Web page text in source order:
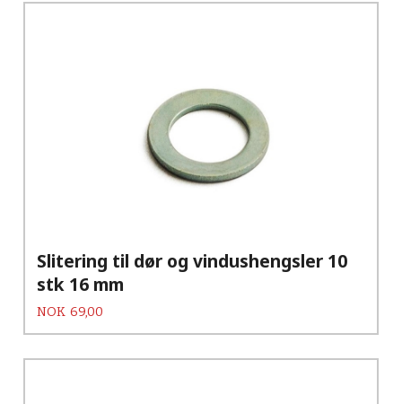
Slitering til dør og vindushengsler 10
stk 16 mm
Pris
NOK 69,00